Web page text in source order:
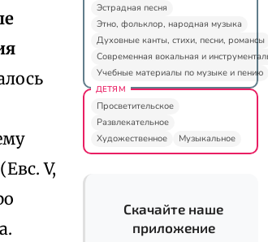
V,
Эстрадная песня
Этно, фольклор, народная музыка
Духовные канты, стихи, песни, романсы
Современная вокальная и
Учебные материалы по музыке и пению
ДЕТЯМ
Просветительское
Развлекательное
Художественное
Музыкальное
Скачайте наше
приложение